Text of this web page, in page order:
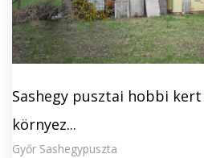
Sashegy pusztai hobbi kert
környez...
Győr Sashegypuszta